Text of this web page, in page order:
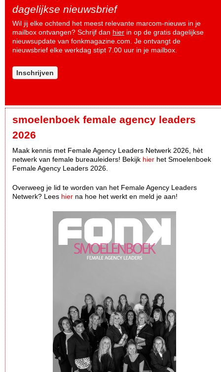
dagelijkse nieuwsbrief
Wil jij elke ochtend het meest relevante marcom-nieuws in je
mailbox ontvangen? Schrijf dan hier in op de gratis dagelijkse
nieuwsupdate van fonkmagazine.com. Je ontvangt de
nieuwsbrief elke werkdag stipt 7.00 uur in je mailbox.
Inschrijven
smoelenboek female agency leaders
2026
Maak kennis met Female Agency Leaders Netwerk 2026, hèt
netwerk van female bureauleiders! Bekijk hier het Smoelenboek
Female Agency Leaders 2026.
Overweeg je lid te worden van het Female Agency Leaders
Netwerk? Lees hier na hoe het werkt en meld je aan!